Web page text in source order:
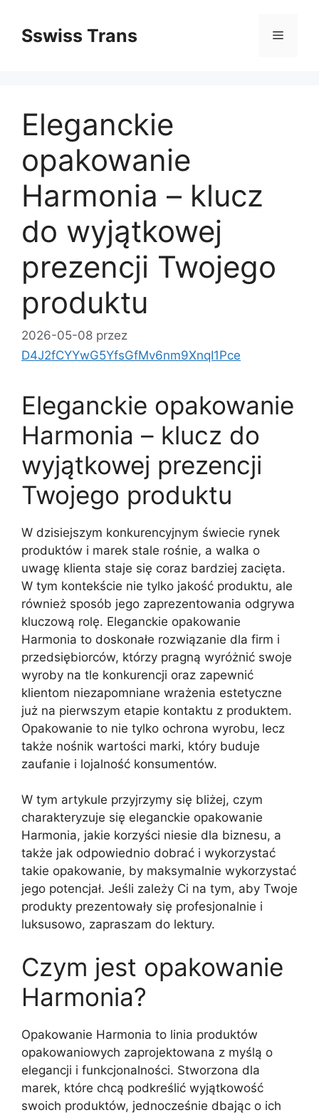
treściSswiss Trans Menu
Eleganckie
opakowanie
Harmonia – klucz
do wyjątkowej
prezencji Twojego
produktu
2026-05-08 przez
D4J2fCYYwG5YfsGfMv6nm9XnqI1Pce
Eleganckie opakowanie
Harmonia – klucz do
wyjątkowej prezencji
Twojego produktu
W dzisiejszym konkurencyjnym świecie rynek
produktów i marek stale rośnie, a walka o
uwagę klienta staje się coraz bardziej zacięta.
W tym kontekście nie tylko jakość produktu, ale
również sposób jego zaprezentowania odgrywa
kluczową rolę. Eleganckie opakowanie
Harmonia to doskonałe rozwiązanie dla firm i
przedsiębiorców, którzy pragną wyróżnić swoje
wyroby na tle konkurencji oraz zapewnić
klientom niezapomniane wrażenia estetyczne
już na pierwszym etapie kontaktu z produktem.
Opakowanie to nie tylko ochrona wyrobu, lecz
także nośnik wartości marki, który buduje
zaufanie i lojalność konsumentów.
W tym artykule przyjrzymy się bliżej, czym
charakteryzuje się eleganckie opakowanie
Harmonia, jakie korzyści niesie dla biznesu, a
także jak odpowiednio dobrać i wykorzystać
takie opakowanie, by maksymalnie wykorzystać
jego potencjał. Jeśli zależy Ci na tym, aby Twoje
produkty prezentowały się profesjonalnie i
luksusowo, zapraszam do lektury.
Czym jest opakowanie
Harmonia?
Opakowanie Harmonia to linia produktów
opakowaniowych zaprojektowana z myślą o
elegancji i funkcjonalności. Stworzona dla
marek, które chcą podkreślić wyjątkowość
swoich produktów, jednocześnie dbając o ich